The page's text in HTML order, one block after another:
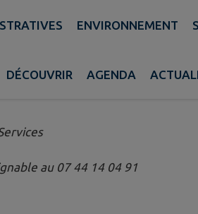
ENVIRONNEMENT
DÉCOUVRIR AGENDA
au 07 44 14 04 91